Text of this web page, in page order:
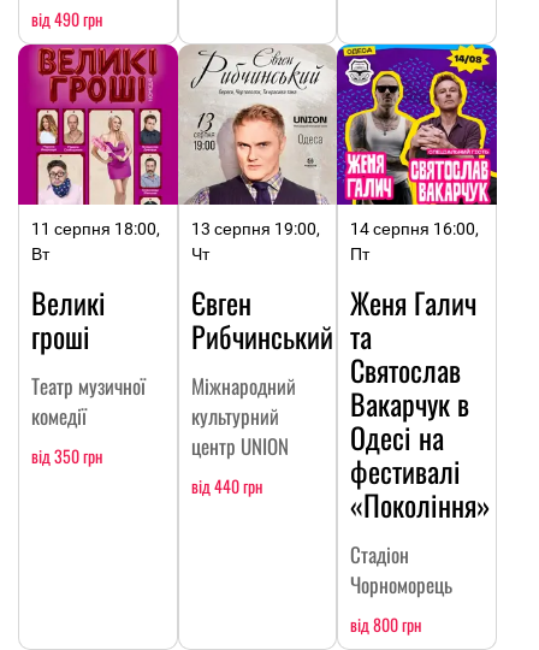
від 490 грн
11 серпня 18:00,
Вт
Великі
гроші
Театр музичної
комедії
від 350 грн
13 серпня 19:00,
Чт
Євген
Рибчинський
Міжнародний
культурний
центр UNION
від 440 грн
14 серпня 16:00,
Пт
Женя Галич
та
Святослав
Вакарчук в
Одесі на
фестивалі
«Покоління»
Стадіон
Чорноморець
від 800 грн